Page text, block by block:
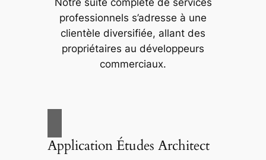
Notre suite complète de services
professionnels s’adresse à une
clientèle diversifiée, allant des
propriétaires au développeurs
commerciaux.
Application Études Architect